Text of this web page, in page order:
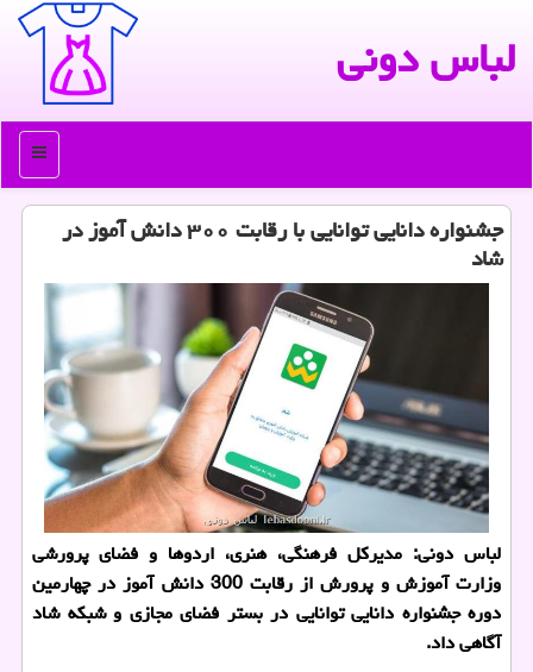
لباس دونی
منو
جشنواره دانایی توانایی با رقابت ۳۰۰ دانش آموز در
شاد
لباس دونی: مدیركل فرهنگی، هنری، اردوها و فضای پرورشی
وزارت آموزش و پرورش از رقابت 300 دانش آموز در چهارمین
دوره جشنواره دانایی توانایی در بستر فضای مجازی و شبكه شاد
آگاهی داد.